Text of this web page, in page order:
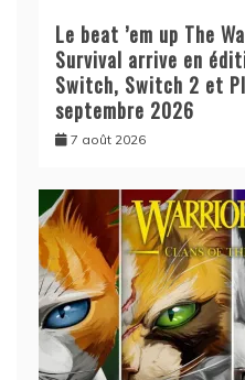
Le beat ’em up The
Survival arrive en
Switch, Switch 2 et
septembre 2026
7 août 2026